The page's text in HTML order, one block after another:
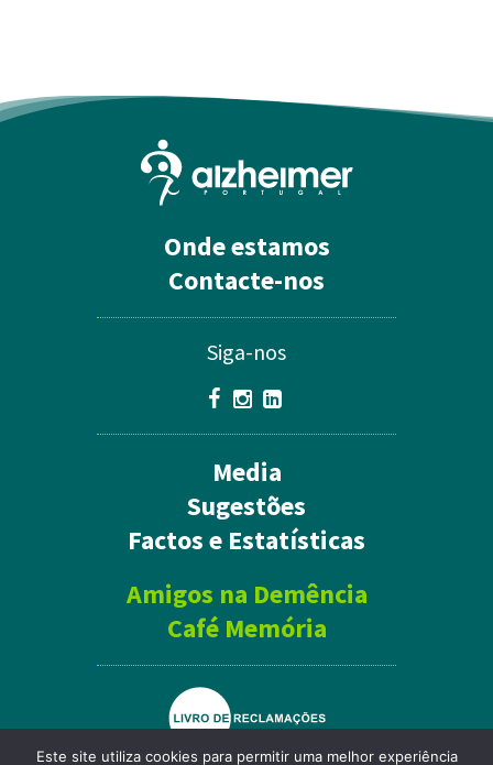
Onde estamos
Contacte-nos
Siga-nos
Media
Sugestões
Factos e Estatísticas
Amigos na Demência
Café Memória
Este site utiliza cookies para permitir uma melhor experiência